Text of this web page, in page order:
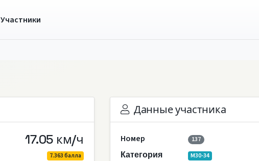
Участники
17.05 км/ч
7.363 балла
Данные участника
Номер
137
Категория
M30-34